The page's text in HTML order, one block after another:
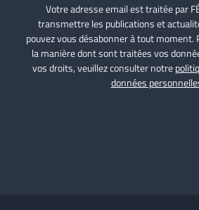
Votre adresse email est traitée par
transmettre les publications et
pouvez vous désabonner à tout moment.
la manière dont sont traitées vos
vos droits, veuillez consulter notre
données